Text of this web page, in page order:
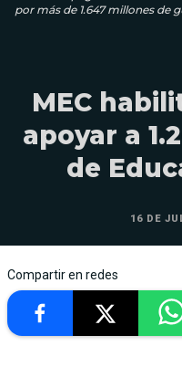
por más de 1.647 millones de
MEC
apoyar a
de
16 DE
Compartir en redes